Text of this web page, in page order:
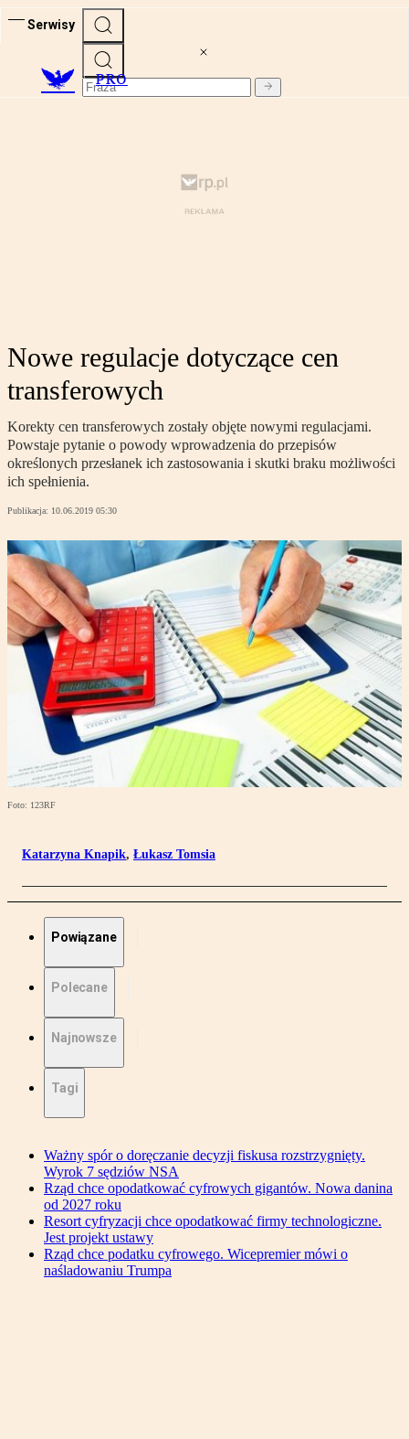
Serwisy
PRO
Nowe regulacje dotyczące cen
transferowych
Korekty cen transferowych zostały objęte nowymi regulacjami.
Powstaje pytanie o powody wprowadzenia do przepisów
określonych przesłanek ich zastosowania i skutki braku możliwości
ich spełnienia.
Publikacja: 10.06.2019 05:30
Foto: 123RF
Katarzyna Knapik, Łukasz Tomsia
Powiązane
Polecane
Najnowsze
Tagi
Ważny spór o doręczanie decyzji fiskusa rozstrzygnięty.
Wyrok 7 sędziów NSA
Rząd chce opodatkować cyfrowych gigantów. Nowa danina
od 2027 roku
Resort cyfryzacji chce opodatkować firmy technologiczne.
Jest projekt ustawy
Rząd chce podatku cyfrowego. Wicepremier mówi o
naśladowaniu Trumpa